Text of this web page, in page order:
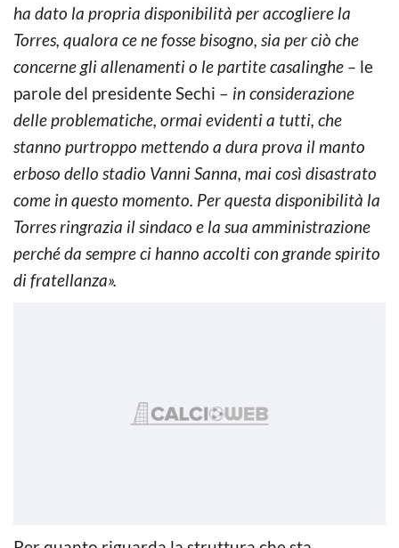
ha dato la propria disponibilità per accogliere la
Torres, qualora ce ne fosse bisogno, sia per ciò che
concerne gli allenamenti o le partite casalinghe – le
parole del presidente Sechi – in considerazione
delle problematiche, ormai evidenti a tutti, che
stanno purtroppo mettendo a dura prova il manto
erboso dello stadio Vanni Sanna, mai così disastrato
come in questo momento. Per questa disponibilità la
Torres ringrazia il sindaco e la sua amministrazione
perché da sempre ci hanno accolti con grande spirito
di fratellanza».